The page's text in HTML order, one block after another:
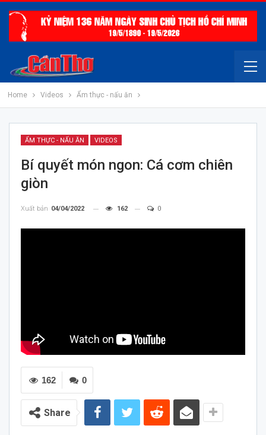
Home Videos Ẩm thực - nấu ăn
ẨM THỰC - NẤU ĂN VIDEOS
Bí quyết món ngon: Cá cơm chiên
giòn
Xuất bản 04/04/2022 162 0
0
162
Share